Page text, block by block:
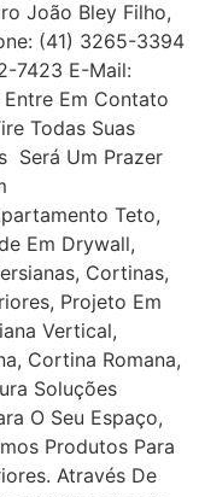
João Bley Filho,
(41) 3265-3394
7423 E-Mail:
Em Contato
Todas Suas
Será Um Prazer
Teto,
Em Drywall,
Cortinas,
Projeto Em
Vertical,
Cortina Romana,
Soluções
O Seu Espaço,
Produtos Para
Através De